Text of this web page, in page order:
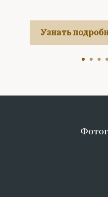
Узнать